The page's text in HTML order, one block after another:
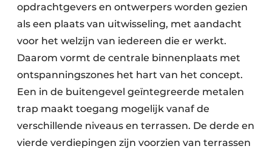
opdrachtgevers en ontwerpers worden gezien
als een plaats van uitwisseling, met aandacht
voor het welzijn van iedereen die er werkt.
Daarom vormt de centrale binnenplaats met
ontspanningszones het hart van het concept.
Een in de buitengevel geïntegreerde metalen
trap maakt toegang mogelijk vanaf de
verschillende niveaus en terrassen. De derde en
vierde verdiepingen zijn voorzien van terrassen